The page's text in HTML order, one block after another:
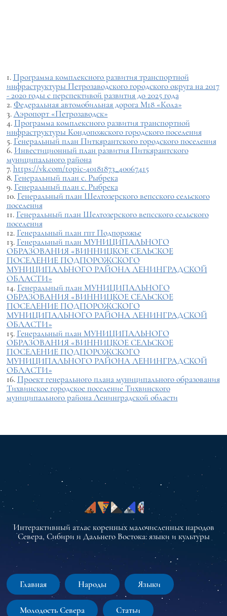
1. Программа комплексного развития транспортной
инфраструктуры Петрозаводского городского округа на 2017
- 2020 годы с перспективой развития до 2025 года
2.Федеральная автомобильная дорога М18 «Кола»
3.Аэропорт «Петрозаводск»
4. Программа комплексного развития транспортной
инфраструктуры Кондопожского городского поселения
5. Генеральный план Питкярантского городского поселения
6. Инвестиционный план развития Питкярантского
муниципального района
7.https://vk.com/topic-40181873_40067415
8. Генеральный план с. Рыбрека
9. Генеральный план с. Рыбрека
10. Генеральный план Шелтозерского вепсского сельского
поселения
11. Генеральный план Шелтозерского вепсского сельского
поселения
12. Генеральный план гпт Подпорожье
13. Генеральный план МУНИЦИПАЛЬНОГО
ОБРАЗОВАНИЯ «ВИННИЦКОЕ СЕЛЬСКОЕ
ПОСЕЛЕНИЕ ПОДПОРОЖСКОГО
МУНИЦИПАЛЬНОГО РАЙОНА ЛЕНИНГРАДСКОЙ
ОБЛАСТИ»
14. Генеральный план МУНИЦИПАЛЬНОГО
ОБРАЗОВАНИЯ «ВИННИЦКОЕ СЕЛЬСКОЕ
ПОСЕЛЕНИЕ ПОДПОРОЖСКОГО
МУНИЦИПАЛЬНОГО РАЙОНА ЛЕНИНГРАДСКОЙ
ОБЛАСТИ»
15. Генеральный план МУНИЦИПАЛЬНОГО
ОБРАЗОВАНИЯ «ВИННИЦКОЕ СЕЛЬСКОЕ
ПОСЕЛЕНИЕ ПОДПОРОЖСКОГО
МУНИЦИПАЛЬНОГО РАЙОНА ЛЕНИНГРАДСКОЙ
ОБЛАСТИ»
16. Проект генерального плана муниципального образования
Тихвинское городское поселение Тихвинского
муниципального района Ленинградской области
Интерактивный атлас коренных малочисленных народов
Севера, Сибири и Дальнего Востока: языки и культуры
Главная Народы Языки
Молодость Севера Статьи